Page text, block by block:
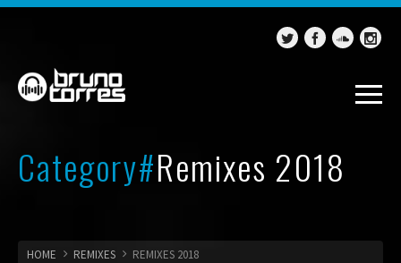
Category#Remixes 2018
HOME REMIXES REMIXES 2018